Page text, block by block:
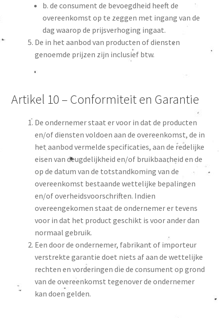
b. de consument de bevoegdheid heeft de
overeenkomst op te zeggen met ingang van de
dag waarop de prijsverhoging ingaat.
De in het aanbod van producten of diensten
genoemde prijzen zijn inclusief btw.
Artikel 10 – Conformiteit en Garantie
De ondernemer staat er voor in dat de producten
en/of diensten voldoen aan de overeenkomst, de in
het aanbod vermelde specificaties, aan de redelijke
eisen van deugdelijkheid en/of bruikbaarheid en de
op de datum van de totstandkoming van de
overeenkomst bestaande wettelijke bepalingen
en/of overheidsvoorschriften. Indien
overeengekomen staat de ondernemer er tevens
voor in dat het product geschikt is voor ander dan
normaal gebruik.
Een door de ondernemer, fabrikant of importeur
verstrekte garantie doet niets af aan de wettelijke
rechten en vorderingen die de consument op grond
van de overeenkomst tegenover de ondernemer
kan doen gelden.